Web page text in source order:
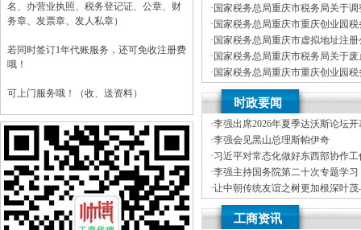
名、办营业执照、税务登记证、公章、财
务章、发票章、发人私章）
若同时签订1年代账服务，还可免收注册费
哦！
可上门服务哦！（收、送资料）
可加急服务哦！（最快可1工作日）
可代理开银行账户！（我们有长期合作的
银行，可免银行年费用）
咨询热线：023-63653351/63653355、
13320337068、13368080804，一通电话，
优惠多多！
B.重庆公司新设立、变更、验资
C.代办重庆个体营业执照新设立
D.重庆进出口权代办（新设立、
E.协助一般纳税人申请
F.内资公司税务代理（新公司税
G.代理商标注册（设计及申请）
H.注册香港公司
I.内资公司重庆分公司新设立、变
J.外资重庆代表处新设立、变更
K.企业网站设计、制作
L.空间域名申请变更J.外资重庆代
经营效率，变更、财税咨询有限公
伍，竭诚为客户提供上门签约服务
有规范的代理合同及保密制度、
靠I.内资公司地址挂靠重庆分公司
（新公司地址挂靠税务报到、
· 国家税务总局重庆市税务局关于
车行业纳税人征收管理方式的公司
· 国家税务总局重庆市重庆创业园税
开招聘事业单位工作人员体检公告
· 国家税务总局重庆市虚拟地址注册
年度拟录用公务员公示公告（第一
· 国家税务总局重庆市税务局关于
局重庆市税务局关于发布修订后的
· 国家税务总局重庆市重庆创业园税
开招聘事业单位工作人员笔试公告
国家税务总局重庆市税务局关于
税商店名单和“即买即退”商店名单
时政要闻
·李强出席2026年夏季达沃斯论坛
·李强会见黑山总理斯帕伊奇
·习近平对常态化做好东西部协作
·李强主持国务院第二十次专题学习
·让中朝传统友谊之树更加根深叶
记对朝鲜进行国事访问纪实
李强主持召开国务院常务会议
工商资讯